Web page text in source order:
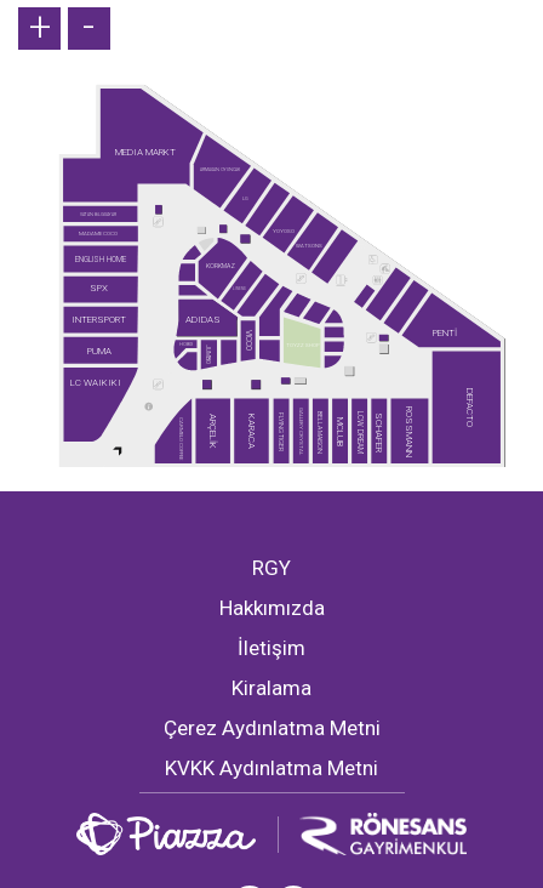
ADIDAS
ARÇELİK
ARMAĞAN OYUNCAK
BELLA MAISON
FLYING TIGER
CARMELO COFFEE
DEFACTO
ENGLISH HOME
GALLERY CRYSTAL
HOBIX
INTERSPORT
JUMBO
KARACA
KORKMAZ
LC WAIKIKI
LCW DREAM
MADAME COCO
MEDIA MARKT
PENTİ
PUMA
ROSSMANN
SCHAFER
SPX
TOYZZ SHOP
VATAN BİLGİSAYAR
VICCO
WATSONS
YOYOSO
MCLUB
+ -
RGY
Hakkımızda
İletişim
Kiralama
Çerez Aydınlatma Metni
KVKK Aydınlatma Metni